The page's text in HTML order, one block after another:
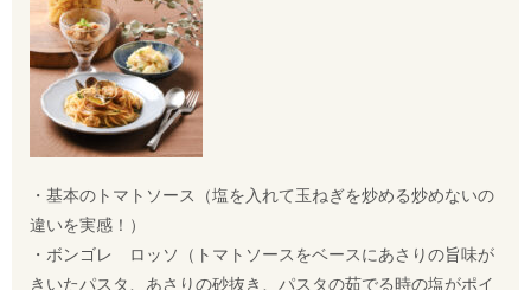
・基本のトマトソース（塩を入れて玉ねぎを炒める炒めないの
違いを実感！）
・ボンゴレ ロッソ（トマトソースをベースにあさりの旨味が
きいたパスタ、あさりの砂抜き、パスタの茹でる時の塩がポイ